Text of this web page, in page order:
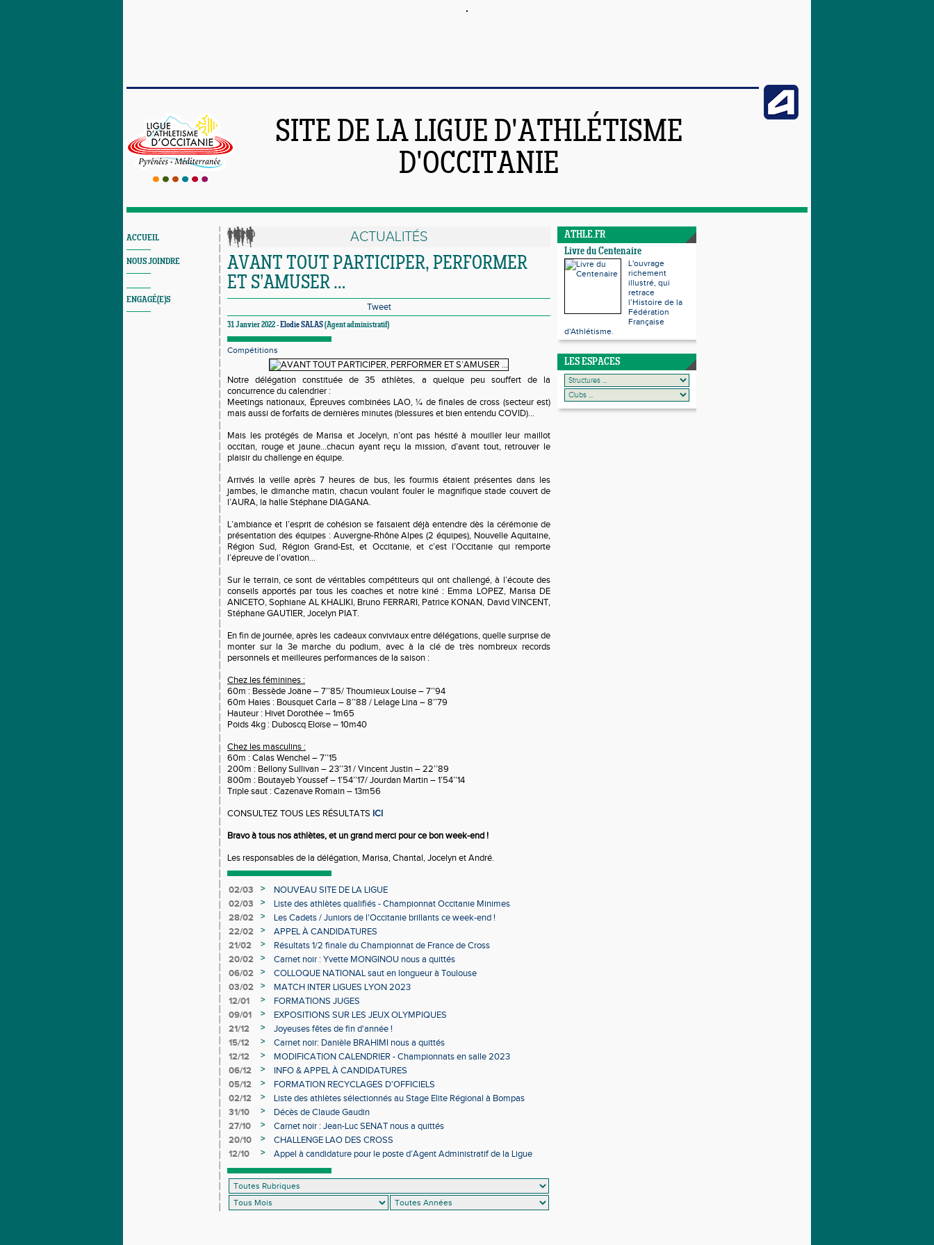
SITE DE LA LIGUE D'ATHLÉTISME
D'OCCITANIE
ACCUEIL
NOUS JOINDRE
ENGAGÉ(E)S
ACTUALITÉS
AVANT TOUT PARTICIPER, PERFORMER
ET S’AMUSER …
Tweet
31 Janvier 2022 -Elodie SALAS(Agent administratif)
Compétitions
Notre délégation constituée de 35 athlètes, a quelque peu souffert de la
concurrence du calendrier :
Meetings nationaux, Épreuves combinées LAO, ¼ de finales de cross (secteur est)
mais aussi de forfaits de dernières minutes (blessures et bien entendu COVID)…
Mais les protégés de Marisa et Jocelyn, n’ont pas hésité à mouiller leur maillot
occitan, rouge et jaune…chacun ayant reçu la mission, d’avant tout, retrouver le
plaisir du challenge en équipe.
Arrivés la veille après 7 heures de bus, les fourmis étaient présentes dans les
jambes, le dimanche matin, chacun voulant fouler le magnifique stade couvert de
l’AURA, la halle Stéphane DIAGANA.
L’ambiance et l’esprit de cohésion se faisaient déjà entendre dès la cérémonie de
présentation des équipes : Auvergne-Rhône Alpes (2 équipes), Nouvelle Aquitaine,
Région Sud, Région Grand-Est, et Occitanie, et c’est l’Occitanie qui remporte
l’épreuve de l’ovation…
Sur le terrain, ce sont de véritables compétiteurs qui ont challengé, à l’écoute des
conseils apportés par tous les coaches et notre kiné : Emma LOPEZ, Marisa DE
ANICETO, Sophiane AL KHALIKI, Bruno FERRARI, Patrice KONAN, David VINCENT,
Stéphane GAUTIER, Jocelyn PIAT.
En fin de journée, après les cadeaux conviviaux entre délégations, quelle surprise de
monter sur la 3e marche du podium, avec à la clé de très nombreux records
personnels et meilleures performances de la saison :
Chez les féminines :
60m : Bessède Joäne – 7’’85/ Thoumieux Louise – 7’’94
60m Haies : Bousquet Carla – 8’’88 / Lelage Lina – 8’’79
Hauteur : Hivet Dorothée – 1m65
Poids 4kg : Duboscq Eloïse – 10m40
Chez les masculins :
60m : Calas Wenchel – 7’’15
200m : Bellony Sullivan – 23’’31 / Vincent Justin – 22’’89
800m : Boutayeb Youssef – 1’54’’17/ Jourdan Martin – 1’54’’14
Triple saut : Cazenave Romain – 13m56
CONSULTEZ TOUS LES RÉSULTATS ICI
Bravo à tous nos athlètes, et un grand merci pour ce bon week-end !
Les responsables de la délégation, Marisa, Chantal, Jocelyn et André.
02/03 >
NOUVEAU SITE DE LA LIGUE
02/03
>
Liste des athlètes qualifiés - Championnat Occitanie Minimes
Individuels en salle
28/02 >
Les Cadets / Juniors de l'Occitanie brillants ce week-end !
22/02
>
APPEL À CANDIDATURES
21/02
>
Résultats 1/2 finale du Championnat de France de Cross
20/02
>
Carnet noir : Yvette MONGINOU nous a quittés
06/02
>
COLLOQUE NATIONAL saut en longueur à Toulouse
03/02
>
MATCH INTER LIGUES LYON 2023
12/01
>
FORMATIONS JUGES
09/01
>
EXPOSITIONS SUR LES JEUX OLYMPIQUES
21/12
>
Joyeuses fêtes de fin d'année !
15/12
>
Carnet noir: Danièle BRAHIMI nous a quittés
12/12
>
MODIFICATION CALENDRIER - Championnats en salle 2023
06/12
>
INFO & APPEL À CANDIDATURES
05/12
>
FORMATION RECYCLAGES D'OFFICIELS
02/12
>
Liste des athlètes sélectionnés au Stage Elite Régional à Bompas
31/10
>
Décès de Claude Gaudin
27/10
>
Carnet noir : Jean-Luc SENAT nous a quittés
20/10
>
CHALLENGE LAO DES CROSS
12/10
>
Appel à candidature pour le poste d’Agent Administratif de la Ligue
ATHLE.FR
Livre du Centenaire
L'ouvrage
richement
illustré, qui
retrace
l’Histoire de la
Fédération
Française
d'Athlétisme.
LES ESPACES